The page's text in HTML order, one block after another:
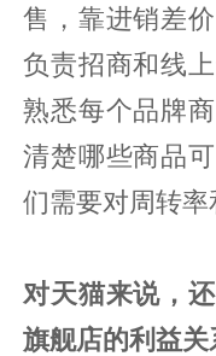
售，靠进销差
负责招商和线
熟悉每个品牌
清楚哪些商品
们需要对周转率
对天猫来说，
旗舰店的利益关